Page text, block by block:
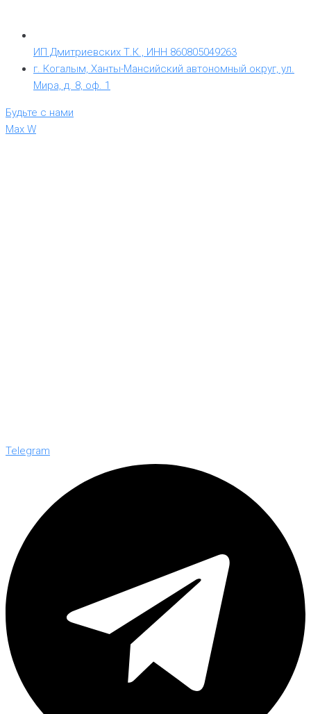
ИП Дмитриевских Т.К., ИНН 860805049263
г. Когалым, Ханты-Мансийский автономный округ, ул.
Мира, д. 8, оф. 1
Будьте с нами
Max W
Telegram